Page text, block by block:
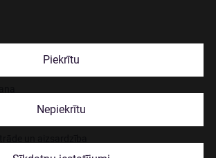
Piekrītu
Nepiekrītu